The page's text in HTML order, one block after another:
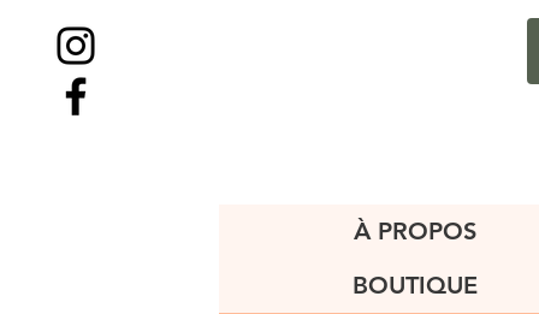
À PROPOS
BOUTIQUE